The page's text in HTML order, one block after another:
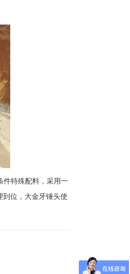
件特殊配料，采用一
到位，大金牙锤头使